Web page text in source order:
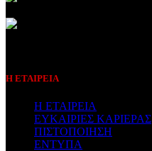
Η ΕΤΑΙΡΕΙΑ
Η ΕΤΑΙΡΕΙΑ
ΕΥΚΑΙΡΙΕΣ ΚΑΡΙΕΡΑΣ
ΠΙΣΤΟΠΟΙΗΣΗ
ΕΝΤΥΠΑ